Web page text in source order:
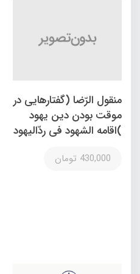
منقول الرّضا (گفتارهایی در
موقت بودن دین یهود
)اقامه الشهود فی ردّالیهود
430,000 تومان